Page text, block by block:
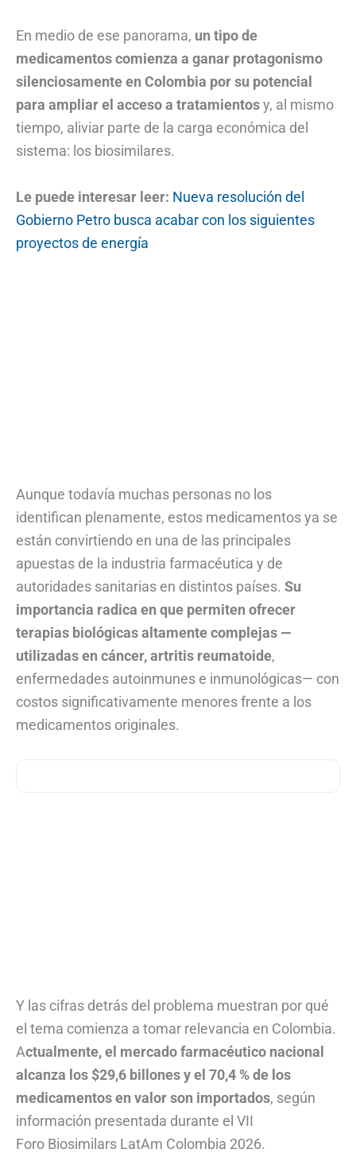
En medio de ese panorama, un tipo de
medicamentos comienza a ganar protagonismo
silenciosamente en Colombia por su potencial
para ampliar el acceso a tratamientosy, al mismo
tiempo, aliviar parte de la carga económica del
sistema: los biosimilares.
Le puede interesar leer: Nueva resolución del
Gobierno Petro busca acabar con los siguientes
proyectos de energía
Aunque todavía muchas personas no los
identifican plenamente, estos medicamentos ya se
están convirtiendo en una de las principales
apuestas de la industria farmacéutica y de
autoridades sanitarias en distintos países. Su
importancia radica en que permiten ofrecer
terapias biológicas altamente complejas —
utilizadas en cáncer, artritis reumatoide,
enfermedades autoinmunes e inmunológicas— con
costos significativamente menores frente a los
medicamentos originales.
Y las cifras detrás del problema muestran por qué
el tema comienza a tomar relevancia en Colombia.
Actualmente, el mercado farmacéutico nacional
alcanza los $29,6 billones y el 70,4 % de los
medicamentos en valor son importados, según
información presentada durante el VII
Foro Biosimilars LatAm Colombia 2026.